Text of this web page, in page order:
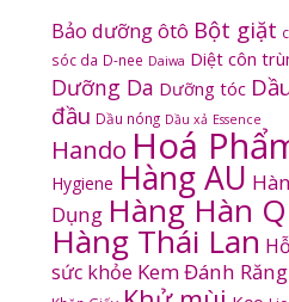
Bảo dưỡng ôtô Bột giặt
sóc da D-nee Daiwa Diệt côn
Dưỡng Da Dưỡng tóc
đầu Dầu nóng Dầu xả Essence
Hando Hoá
Hygiene Hàng AU
Dụng Hàng Hàn
Hàng Thái Lan
sức khỏe Kem Đánh Răng